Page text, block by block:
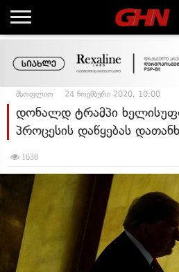
მსოფლიო 24 ნოემბერი 2020, 10:00
დონალდ ტრამპი
პროცესის დაწყებას
1638